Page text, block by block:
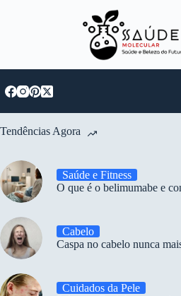
Tendências Agora
Saúde e Fitness
O que é o belimumabe e
Cabelo
Caspa no cabelo nunca
Cuidados da Pele